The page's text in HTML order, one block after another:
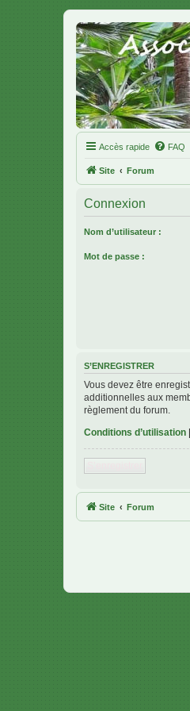
Accès rapide FAQ
Site Forum
Connexion
Nom d’utilisateur :
Mot de passe :
S’ENREGISTRER
Vous devez être
additionnelles aux
règlement du forum.
Conditions d’utilisation |
Site Forum